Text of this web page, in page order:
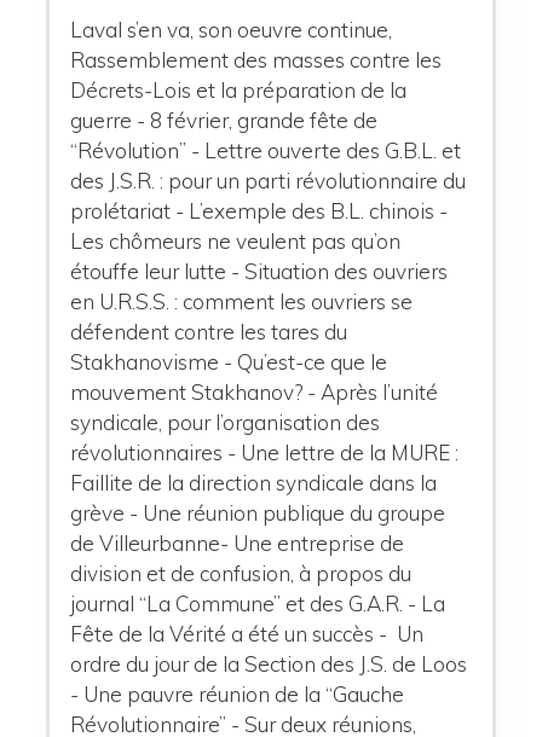
Laval s’en va, son oeuvre continue,
Rassemblement des masses contre les
Décrets-Lois et la préparation de la
guerre - 8 février, grande fête de
“Révolution” - Lettre ouverte des G.B.L. et
des J.S.R. : pour un parti révolutionnaire du
prolétariat - L’exemple des B.L. chinois -
Les chômeurs ne veulent pas qu’on
étouffe leur lutte - Situation des ouvriers
en U.R.S.S. : comment les ouvriers se
défendent contre les tares du
Stakhanovisme - Qu’est-ce que le
mouvement Stakhanov? - Après l’unité
syndicale, pour l’organisation des
révolutionnaires - Une lettre de la MURE :
Faillite de la direction syndicale dans la
grève - Une réunion publique du groupe
de Villeurbanne- Une entreprise de
division et de confusion, à propos du
journal “La Commune” et des G.A.R. - La
Fête de la Vérité a été un succès - Un
ordre du jour de la Section des J.S. de Loos
- Une pauvre réunion de la “Gauche
Révolutionnaire” - Sur deux réunions,